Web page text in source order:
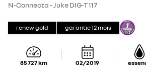
N-Connecta - Juke DIG-T 117
renew gold garantie12 mois
85 727km 02/2019